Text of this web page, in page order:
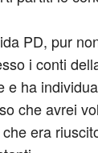
PD, pur
i conti
e ha
che avrei
era